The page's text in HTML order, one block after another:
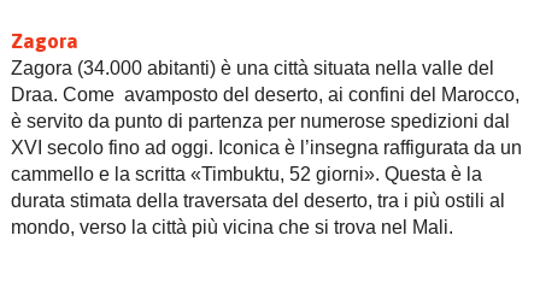
Zagora
Zagora (34.000 abitanti) è una città situata nella valle del
Draa. Come avamposto del deserto, ai confini del Marocco,
è servito da punto di partenza per numerose spedizioni dal
XVI secolo fino ad oggi. Iconica è l’insegna raffigurata da un
cammello e la scritta «Timbuktu, 52 giorni». Questa è la
durata stimata della traversata del deserto, tra i più ostili al
mondo, verso la città più vicina che si trova nel Mali.